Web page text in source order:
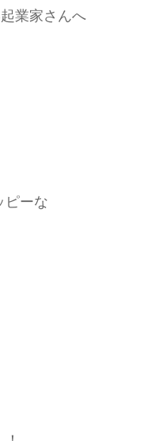
業家さんへ
ピーな